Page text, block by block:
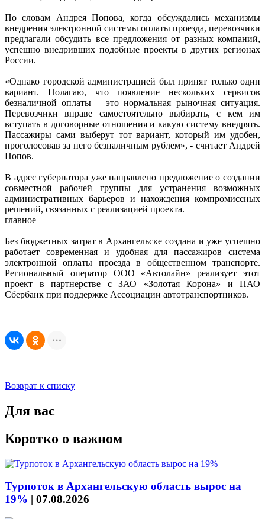
По словам Андрея Попова, когда обсуждались механизмы
внедрения электронной системы оплаты проезда, перевозчики
предлагали обсудить все предложения от разных компаний,
успешно внедривших подобные проекты в других регионах
России.
«Однако городской администрацией был принят только один
вариант. Полагаю, что появление нескольких сервисов
безналичной оплаты – это нормальная рыночная ситуация.
Перевозчики вправе самостоятельно выбирать, с кем им
вступать в договорные отношения и какую систему внедрять.
Пассажиры сами выберут тот вариант, который им удобен,
проголосовав за него безналичным рублем», - считает Андрей
Попов.
В адрес губернатора уже направлено предложение о создании
совместной рабочей группы для устранения возможных
административных барьеров и нахождения компромиссных
решений, связанных с реализацией проекта.
главное
Без бюджетных затрат в Архангельске создана и уже успешно
работает современная и удобная для пассажиров система
электронной оплаты проезда в общественном транспорте.
Региональный оператор ООО «Автолайн» реализует этот
проект в партнерстве с ЗАО «Золотая Корона» и ПАО
Сбербанк при поддержке Ассоциации автотранспортников.
Возврат к списку
Для вас
Коротко о важном
Турпоток в Архангельскую область вырос на
19% | 07.08.2026